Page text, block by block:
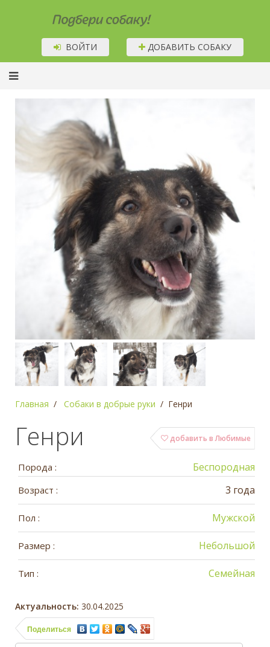
Подбери собаку!
ВОЙТИ ДОБАВИТЬ СОБАКУ
Главная Собаки в добрые руки Генри
добавить в Любимые
Генри
Порода : Беспородная
Возраст : 3 года
Пол : Мужской
Размер : Небольшой
Тип : Семейная
Актуальность: 30.04.2025
Поделиться